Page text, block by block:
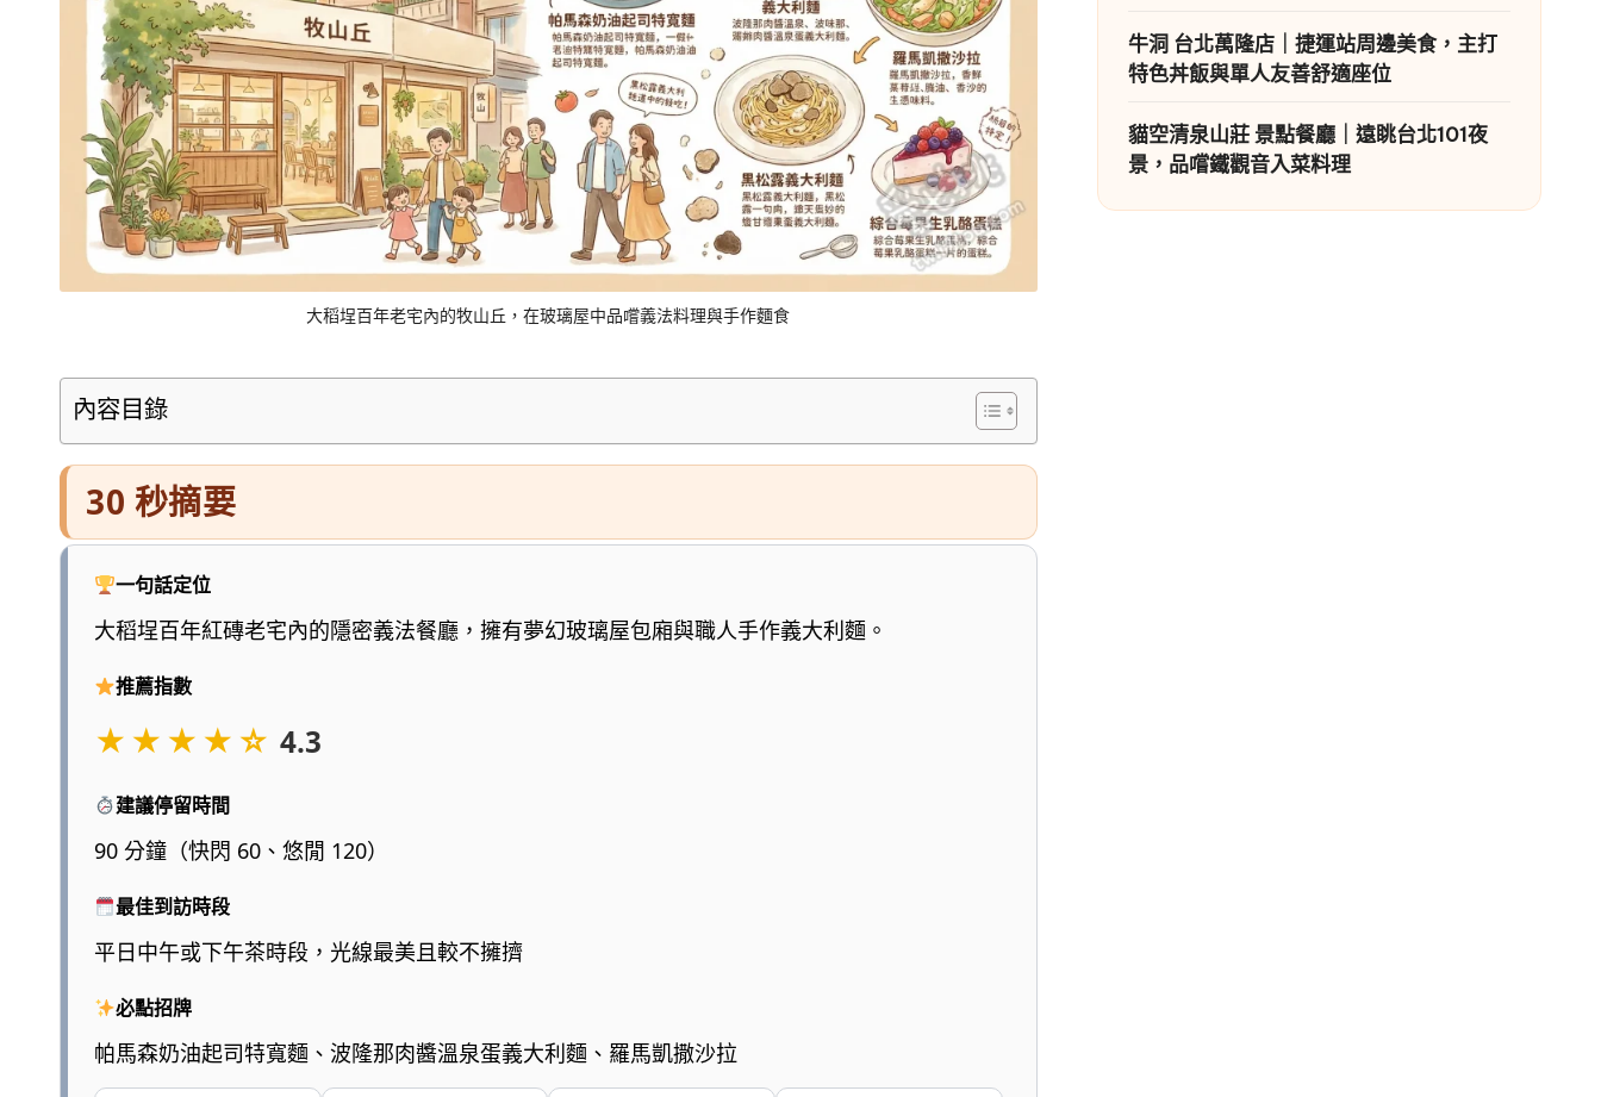
清
懂
的
旅
圖
誇、
用，
大稻埕百年老宅內的牧山丘，在玻璃屋中品嚐義法料理與手作麵食
內容目錄
30 秒摘要
一句話定位
大稻埕百年紅磚老宅內的隱密義法餐廳，擁有夢幻玻璃屋包廂與職人手作義大利麵。
推薦指數
★★★★☆ 4.3
建議停留時間
90 分鐘（快閃 60、悠閒 120）
最佳到訪時段
平日中午或下午茶時段，光線最美且較不擁擠
必點招牌
帕馬森奶油起司特寬麵、波隆那肉醬溫泉蛋義大利麵、羅馬凱撒沙拉
牛洞 台北萬隆店｜捷運站周邊美食，主打
特色丼飯與單人友善舒適座位
貓空清泉山莊 景點餐廳｜遠眺台北101夜
景，品嚐鐵觀音入菜料理